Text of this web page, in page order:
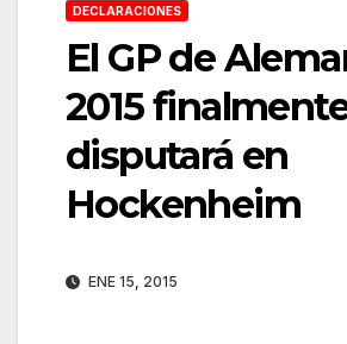
DECLARACIONES
El GP de
2015
disputará en
Hockenheim
ENE 15, 2015